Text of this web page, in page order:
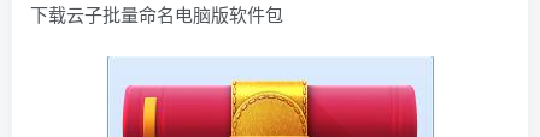
下载云子批量命名电脑版软件包